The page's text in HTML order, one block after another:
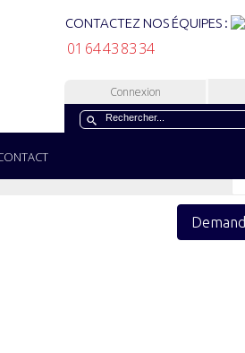
CONTACTEZ NOS ÉQUIPES :
01 64 43 83 34
Connexion